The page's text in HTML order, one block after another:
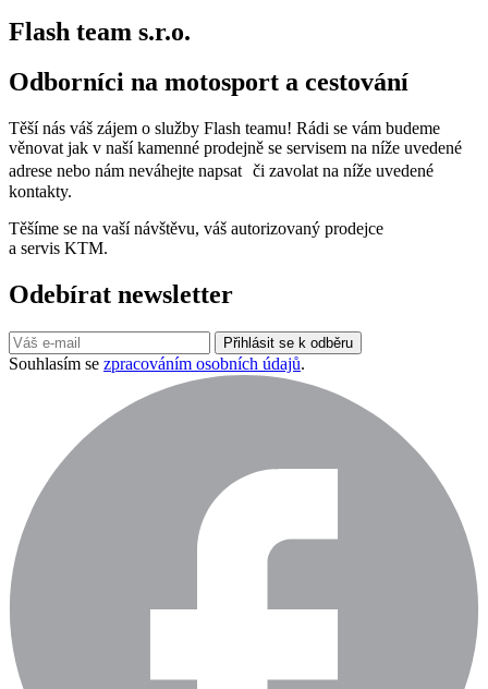
Flash team s.r.o.
Odborníci na motosport a cestování
Těší nás váš zájem o služby Flash teamu! Rádi se vám budeme
věnovat jak v naší kamenné prodejně se servisem na níže uvedené
adrese nebo nám neváhejte napsat či zavolat na níže uvedené
kontakty.
Těšíme se na vaší návštěvu, váš autorizovaný prodejce
a servis KTM.
Odebírat newsletter
Přihlásit se k odběru
Souhlasím se zpracováním osobních údajů.